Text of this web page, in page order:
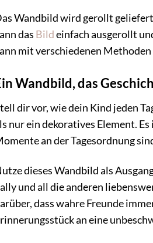
Wandbild wird gerollt
das Bildeinfach ausgerollt
mit verschiedenen
Wandbild, das
dir vor, wie dein Kind jeden
nur ein dekoratives Element.
an der Tagesordnung
dieses Wandbild als
und all die anderen
dass wahre Freunde
an eine